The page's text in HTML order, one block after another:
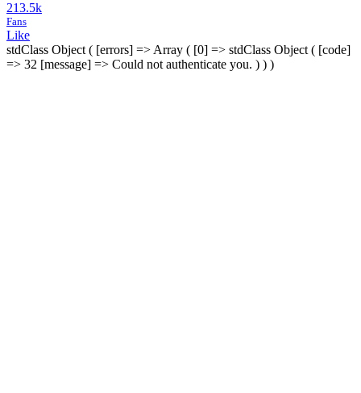
213.5k
Fans
Like
stdClass Object ( [errors] => Array ( [0] => stdClass Object ( [code]
=> 32 [message] => Could not authenticate you. ) ) )